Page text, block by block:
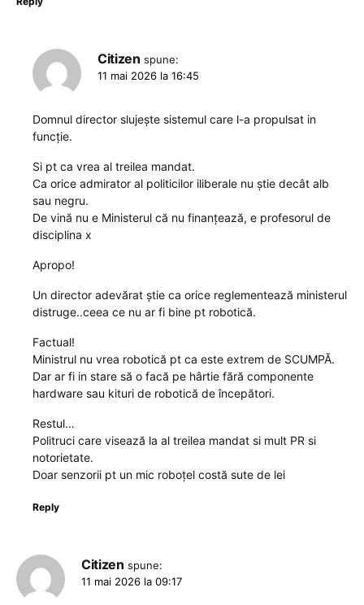
Citizen spune:
11 mai 2026 la 16:45
Domnul director slujește sistemul care l-a propulsat in
funcție.
Si pt ca vrea al treilea mandat.
Ca orice admirator al politicilor iliberale nu știe decât alb
sau negru.
De vină nu e Ministerul că nu finanțează, e profesorul de
disciplina x
Apropo!
Un director adevărat știe ca orice reglementează ministerul
distruge..ceea ce nu ar fi bine pt robotică.
Factual!
Ministrul nu vrea robotică pt ca este extrem de SCUMPĂ.
Dar ar fi in stare să o facă pe hârtie fără componente
hardware sau kituri de robotică de începători.
Restul…
Politruci care visează la al treilea mandat si mult PR si
notorietate.
Doar senzorii pt un mic roboțel costă sute de lei
Reply
Citizen spune:
11 mai 2026 la 09:17